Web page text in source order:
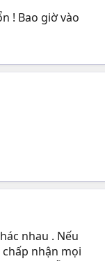
! Bao giờ vào
nhau . Nếu
nhận mọi